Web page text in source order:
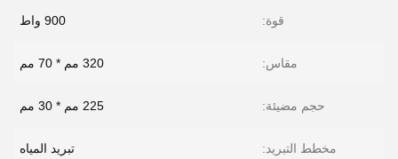
قوة: 900 واط
مقاس: 320 مم * 70 مم
حجم مضيئة: 225 مم * 30 مم
مخطط التبريد: تبريد المياه